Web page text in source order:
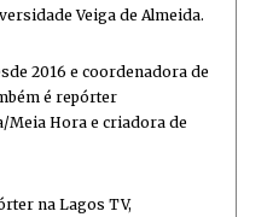
Veiga de Almeida.
2016 e coordenadora de
é repórter
Meia Hora e criadora de
na Lagos TV,